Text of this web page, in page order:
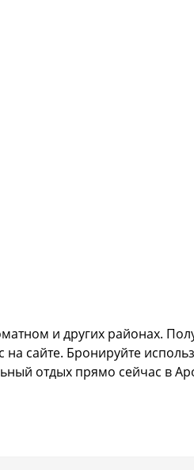
и других районах.
сайте. Бронируйте
отдых прямо сейчас в